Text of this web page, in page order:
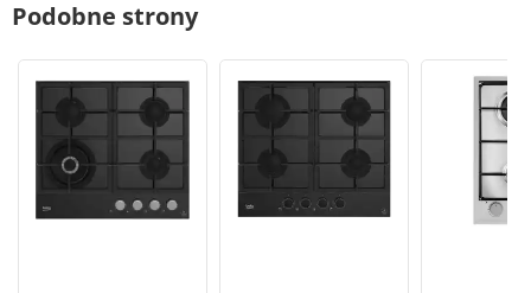
Podobne strony